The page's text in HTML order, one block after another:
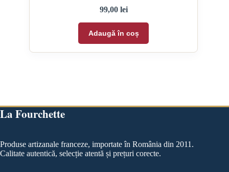
99,00 lei
Adaugă în coș
La Fourchette
Produse artizanale franceze, importate în România din 2011.
Calitate autentică, selecție atentă și prețuri corecte.